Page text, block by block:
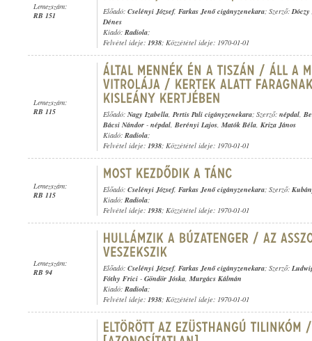
Lemezszám:
RB 151
Előadó: Cselényi József, Farkas Jenő cigányzenekara; Szerző:Dóczy
Dénes
Kiadó: Radiola;
Felvétel ideje: 1938; Közzététel ideje: 1970-01-01
Lemezszám:
RB 115
Előadó: Nagy Izabella, Pertis Pali cigányzenekara; Szerző: népdal,
Bácsi Nándor - népdal, Berényi Lajos, Matók Béla, Kriza János
Kiadó: Radiola;
Felvétel ideje: 1938; Közzététel ideje: 1970-01-01
Lemezszám:
RB 115
Előadó: Cselényi József, Farkas Jenő cigányzenekara; Szerző:
Kiadó: Radiola;
Felvétel ideje: 1938; Közzététel ideje: 1970-01-01
Lemezszám:
RB 94
Előadó: Cselényi József, Farkas Jenő cigányzenekara; Szerző:
Fóthy Frici - Göndör Jóska, Murgács Kálmán
Kiadó: Radiola;
Felvétel ideje: 1938; Közzététel ideje: 1970-01-01